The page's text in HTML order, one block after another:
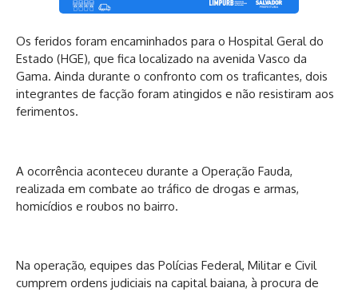
Os feridos foram encaminhados para o Hospital Geral do
Estado (HGE), que fica localizado na avenida Vasco da
Gama. Ainda durante o confronto com os traficantes, dois
integrantes de facção foram atingidos e não resistiram aos
ferimentos.
A ocorrência aconteceu durante a Operação Fauda,
realizada em combate ao tráfico de drogas e armas,
homicídios e roubos no bairro.
Na operação, equipes das Polícias Federal, Militar e Civil
cumprem ordens judiciais na capital baiana, à procura de